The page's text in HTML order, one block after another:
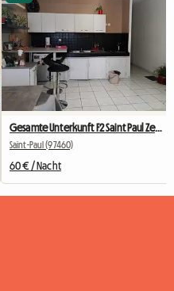
Gesamte Unterkunft F2 Saint Paul Zentrum
Saint-Paul (97460)
60 € / Nacht